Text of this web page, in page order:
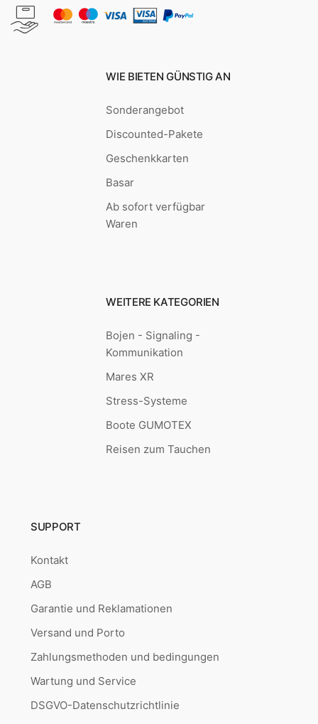
WIE BIETEN GÜNSTIG AN
Sonderangebot
Discounted-Pakete
Geschenkkarten
Basar
Ab sofort verfügbar
Waren
WEITERE KATEGORIEN
Bojen - Signaling -
Kommunikation
Mares XR
Stress-Systeme
Boote GUMOTEX
Reisen zum Tauchen
SUPPORT
Kontakt
AGB
Garantie und Reklamationen
Versand und Porto
Zahlungsmethoden und bedingungen
Wartung und Service
DSGVO-Datenschutzrichtlinie